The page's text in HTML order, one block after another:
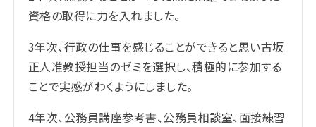
資格の取得に力を入れました。
3年次、行政の仕事を感じることができると思い古坂
正人准教授担当のゼミを選択し、積極的に参加する
ことで実感がわくようにしました。
4年次、公務員講座参考書、公務員相談室、面接練習